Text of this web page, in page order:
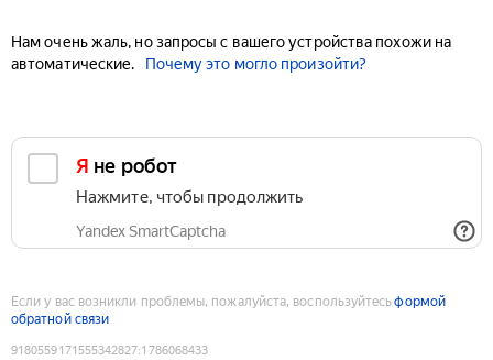
Нам очень жаль, но запросы с вашего устройства похожи на
автоматические.
Почему это могло произойти?
Я не робот
Нажмите, чтобы продолжить
Yandex SmartCaptcha
Если у вас возникли проблемы, пожалуйста, воспользуйтесьформой
обратной связи
9180559171555342827:1786068433